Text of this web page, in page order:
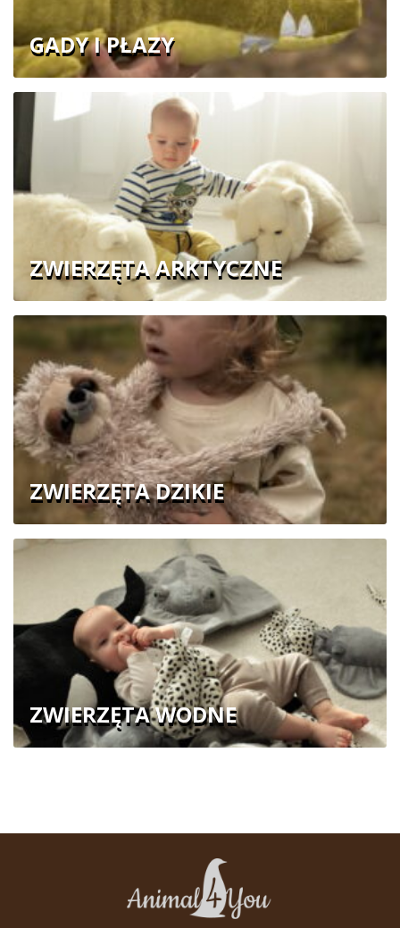
GADY I PŁAZY
ZWIERZĘTA ARKTYCZNE
ZWIERZĘTA DZIKIE
ZWIERZĘTA WODNE